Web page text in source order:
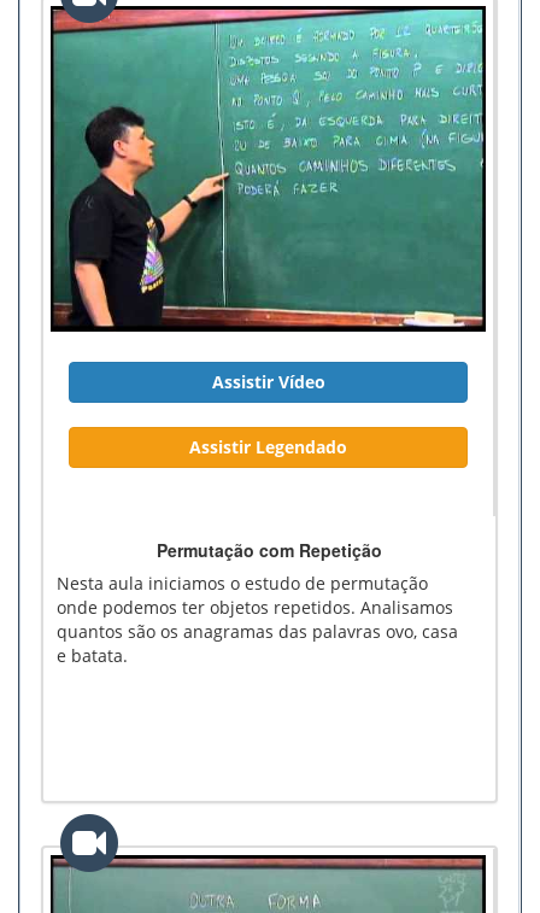
Assistir Vídeo
Assistir Legendado
Permutação com Repetição
Nesta aula iniciamos o estudo de permutação
onde podemos ter objetos repetidos. Analisamos
quantos são os anagramas das palavras ovo, casa
e batata.